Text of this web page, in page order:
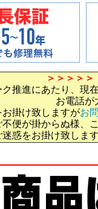
＞＞＞＞
ク推進にあたり、現
お電話が
お掛け致しますがお
便が掛からぬ様、
迷惑をお掛け致しま